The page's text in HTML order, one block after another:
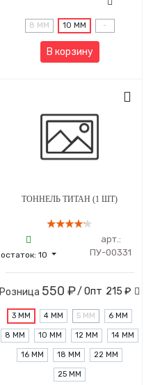
8 ММ 10 ММ -
В корзину
ТОННЕЛЬ ТИТАН (1 ШТ)
остаток:10
арт.:
ПУ-00331
Розница 550 ₽/ Опт 215 ₽
3 ММ 4 ММ 5 ММ 6 ММ
8 ММ 10 ММ 12 ММ 14 ММ
16 ММ 18 ММ 22 ММ
25 ММ